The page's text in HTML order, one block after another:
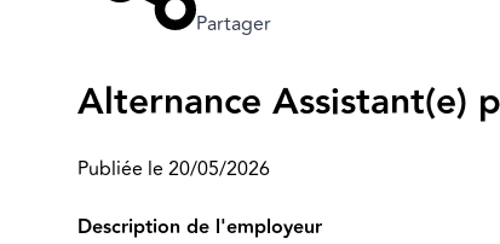
Partager
Alternance Assistant(e)
Publiée le 20/05/2026
Description de l'employeur